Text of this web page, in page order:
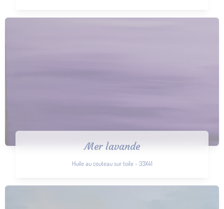
Mer lavande
Huile au couteau sur toile - 33X41